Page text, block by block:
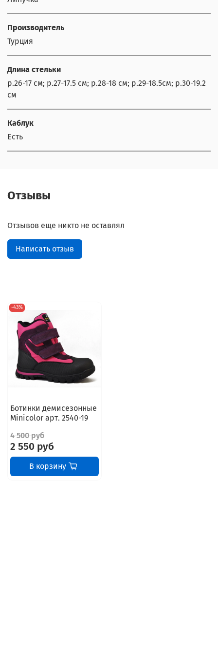
Производитель
Турция
Длина стельки
р.26-17 см; р.27-17.5 см; р.28-18 см; р.29-18.5см; р.30-19.2
см
Каблук
Есть
Отзывы
Отзывов еще никто не оставлял
Написать отзыв
-43%
Ботинки демисезонные
Minicolor арт. 2540-19
4 500 руб
2 550 руб
В корзину